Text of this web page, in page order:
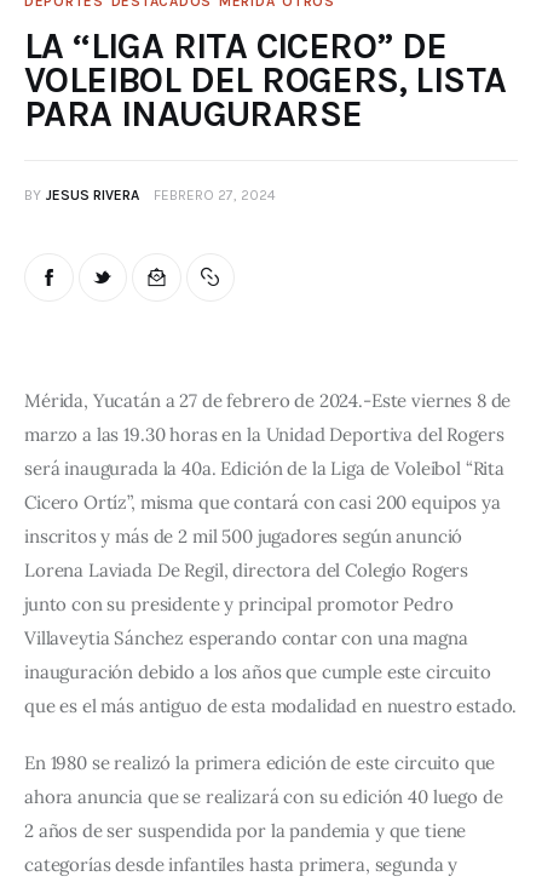
LA “LIGA RITA CICERO” DE
VOLEIBOL DEL ROGERS, LISTA
PARA INAUGURARSE
BY JESUS RIVERA FEBRERO 27, 2024
Mérida, Yucatán a 27 de febrero de 2024.-Este viernes 8 de
marzo a las 19.30 horas en la Unidad Deportiva del Rogers
será inaugurada la 40a. Edición de la Liga de Voleibol “Rita
Cicero Ortíz”, misma que contará con casi 200 equipos ya
inscritos y más de 2 mil 500 jugadores según anunció
Lorena Laviada De Regil, directora del Colegio Rogers
junto con su presidente y principal promotor Pedro
Villaveytia Sánchez esperando contar con una magna
inauguración debido a los años que cumple este circuito
que es el más antiguo de esta modalidad en nuestro estado.
En 1980 se realizó la primera edición de este circuito que
ahora anuncia que se realizará con su edición 40 luego de
2 años de ser suspendida por la pandemia y que tiene
categorías desde infantiles hasta primera, segunda y